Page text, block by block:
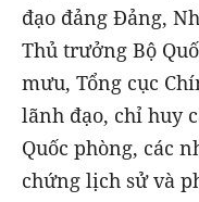
đạo đảng Đảng,
Thủ trưởng Bộ
mưu, Tổng cục
lãnh đạo, chỉ huy
Quốc phòng, các
chứng lịch sử và